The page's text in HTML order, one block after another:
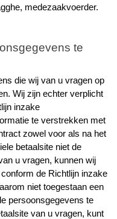
medezaakvoerder.
te
die wij van u vragen op
Wij zijn echter verplicht
inzake
te verstrekken met
zowel voor als na het
betaalsite niet de
u vragen, kunnen wij
de Richtlijn inzake
niet toegestaan een
persoonsgegevens te
van u vragen, kunt